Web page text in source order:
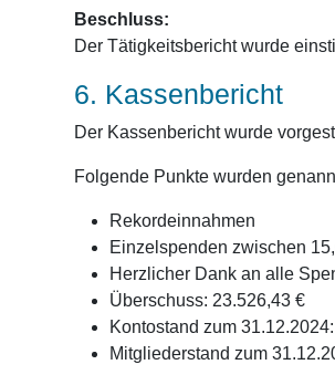
Beschluss:
Der Tätigkeitsbericht wurde
6. Kassenbericht
Der Kassenbericht wurde
Folgende Punkte wurden
Rekordeinnahmen
Einzelspenden zwischen
Herzlicher Dank an alle
Überschuss: 23.526,43 €
Kontostand zum
Mitgliederstand zum